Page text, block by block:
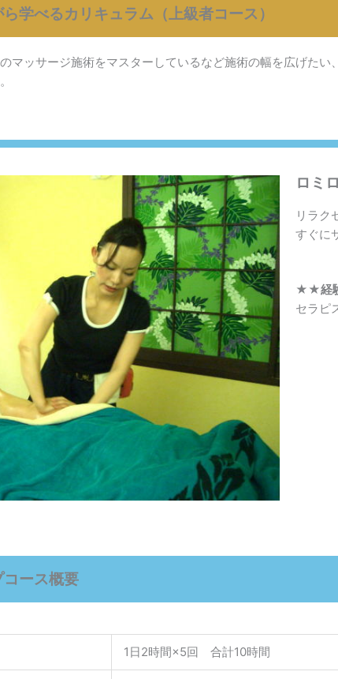
学べるカリキュラム（上級者コース）
マッサージ施術をマスターしているなど施術の幅を広げた
ロミ
リラク
すぐに
★★経
セラピ
コース概要
1日2時間×5回 合計10時間